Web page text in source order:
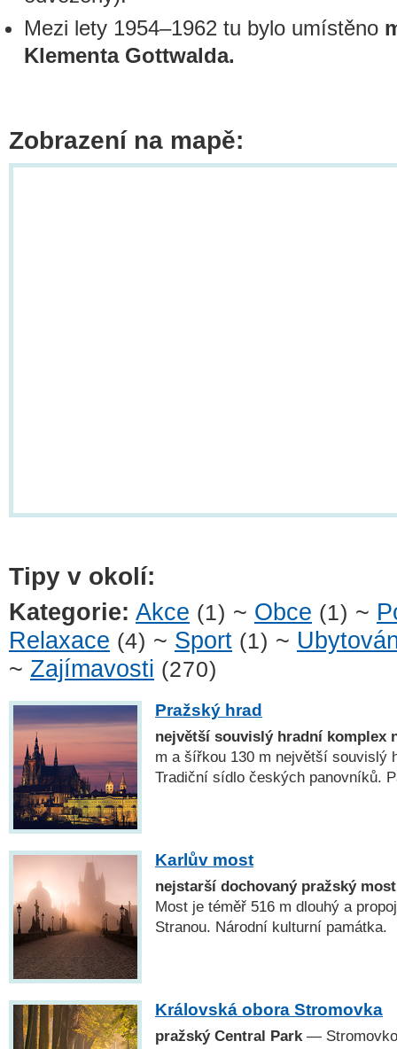
Mezi lety 1954–1962 tu bylo umístěno
Klementa Gottwalda.
Zobrazení na mapě:
Tipy v okolí:
Kategorie: Akce (1) ~ Obce (1) ~
Relaxace (4) ~ Sport (1) ~
~ Zajímavosti (270)
Pražský hrad
největší souvislý hradní komplex
m a šířkou 130 m největší souvislý
Tradiční sídlo českých panovníků.
Karlův most
nejstarší dochovaný pražský
Most je téměř 516 m dlouhý a
Stranou. Národní kulturní památka.
Královská obora Stromovka
pražský Central Park —